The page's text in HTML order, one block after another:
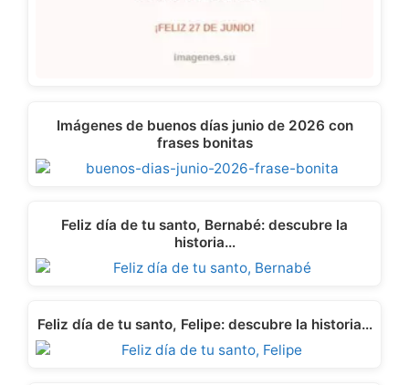
Imágenes de buenos días junio de 2026 con
frases bonitas
Feliz día de tu santo, Bernabé: descubre la
historia…
Feliz día de tu santo, Felipe: descubre la historia…